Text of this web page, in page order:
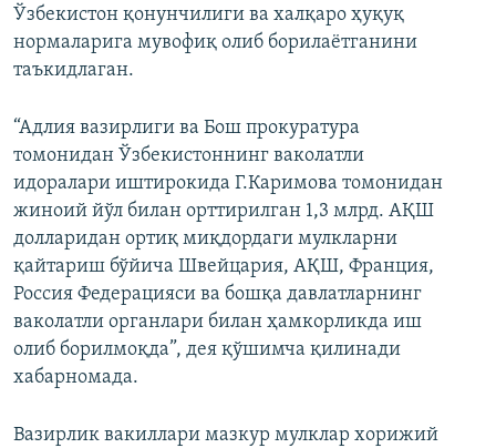
Ўзбекистон қонунчилиги ва халқаро ҳуқуқ
нормаларига мувофиқ олиб борилаётганини
таъкидлаган.
“Адлия вазирлиги ва Бош прокуратура
томонидан Ўзбекистоннинг ваколатли
идоралари иштирокида Г.Каримова томонидан
жиноий йўл билан орттирилган 1,3 млрд. АҚШ
долларидан ортиқ миқдордаги мулкларни
қайтариш бўйича Швейцария, АҚШ, Франция,
Россия Федерацияси ва бошқа давлатларнинг
ваколатли органлари билан ҳамкорликда иш
олиб борилмоқда”, дея қўшимча қилинади
хабарномада.
Вазирлик вакиллари мазкур мулклар хорижий